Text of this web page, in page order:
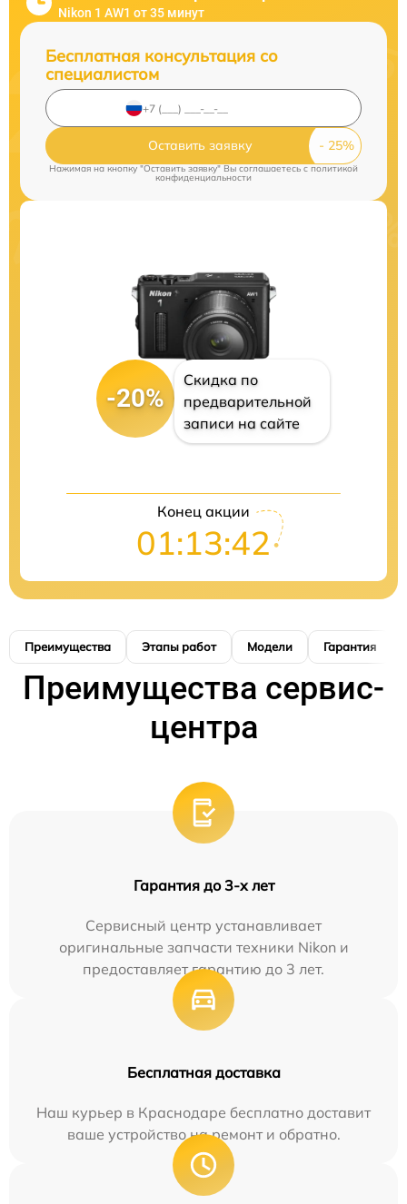
Nikon 1 AW1 от 35 минут
Бесплатная консультация со
специалистом
Оставить заявку
Нажимая на кнопку "Оставить заявку" Вы соглашаетесь cполитикой
конфиденциальности
-20%
Скидка по
предварительной
записи на сайте
Конец акции
01:13:41
Преимущества Этапы работ Модели Гарантия
Преимущества сервис-
центра
Гарантия до 3-х лет
Сервисный центр устанавливает
оригинальные запчасти техники Nikon и
предоставляет гарантию до 3 лет.
Бесплатная доставка
Наш курьер в Краснодаре бесплатно доставит
ваше устройство на ремонт и обратно.